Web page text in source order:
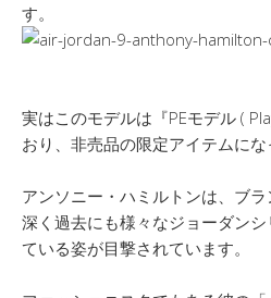
す。
実はこのモデルは『PEモデル (
おり、非売品の限定アイテムにな
アンソニー・ハミルトンは、ブ
深く過去にも様々なジョーダン
ている姿が目撃されています。